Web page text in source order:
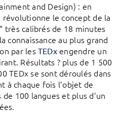
and Design) : en
révolutionne le concept de la
très calibrés de 18 minutes
connaissance au plus grand
par lesTEDxengendre un
Résultats ? plus de 1 500
TEDx se sont déroulés dans
à chaque fois l’objet de
100 langues et plus d’un